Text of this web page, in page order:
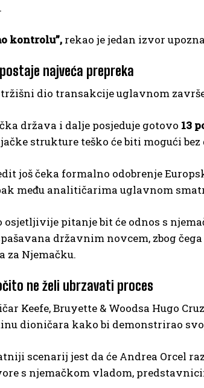
kontrolu”, rekao je jedan izvor
najveća prepreka
tržišni dio transakcije uglavnom
država i dalje posjeduje gotovo 13
strukture teško će biti mogući
još čeka formalno odobrenje
među analitičarima uglavnom
osjetljivije pitanje bit će odnos s
državnim novcem, zbog
za Njemačku.
ne želi ubrzavati proces
Keefe, Bruyette & Woodsa Hugo
dioničara kako bi demonstrirao
scenarij jest da će Andrea Orcel
s njemačkom vladom,